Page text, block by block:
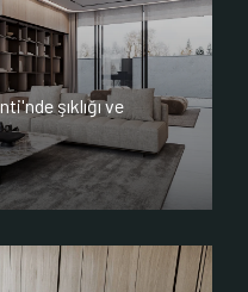
şıklığı ve